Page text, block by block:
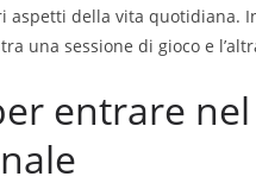
aspetti della vita quotidiana.
una sessione di gioco e
entrare